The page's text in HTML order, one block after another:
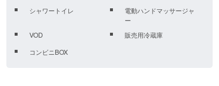
シャワートイレ
電動ハンドマッサージャ
ー
VOD
販売用冷蔵庫
コンビニBOX